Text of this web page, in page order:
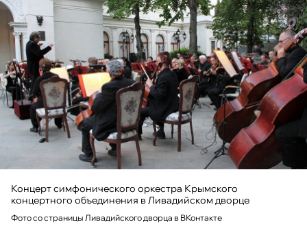
Концерт симфонического оркестра Крымского
концертного объединения в Ливадийском дворце
Фото со страницы Ливадийского дворца в ВКонтакте